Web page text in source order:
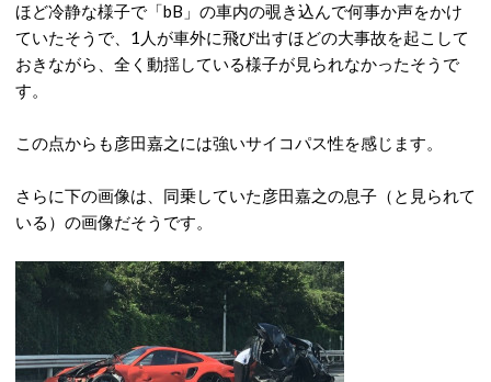
ほど冷静な様子で「bB」の車内の覗き込んで何事か声をかけ
ていたそうで、1人が車外に飛び出すほどの大事故を起こして
おきながら、全く動揺している様子が見られなかったそうで
す。
この点からも彦田嘉之には強いサイコパス性を感じます。
さらに下の画像は、同乗していた彦田嘉之の息子（と見られて
いる）の画像だそうです。